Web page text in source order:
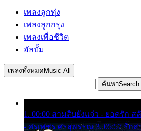
เพลงลูกทุ่ง
เพลงลูกกรุง
เพลงเพื่อชีวิต
อัลบั้ม
เพลงทั้งหมด Music All
ค้นหาSearch
1. 00:00 สามสิบยังแจ๋ว - ยอดรัก ส
- ศรเพชร ศรสุพรรณ 3. 05:57 รักส